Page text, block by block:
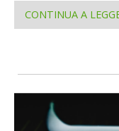
CONTINUA A